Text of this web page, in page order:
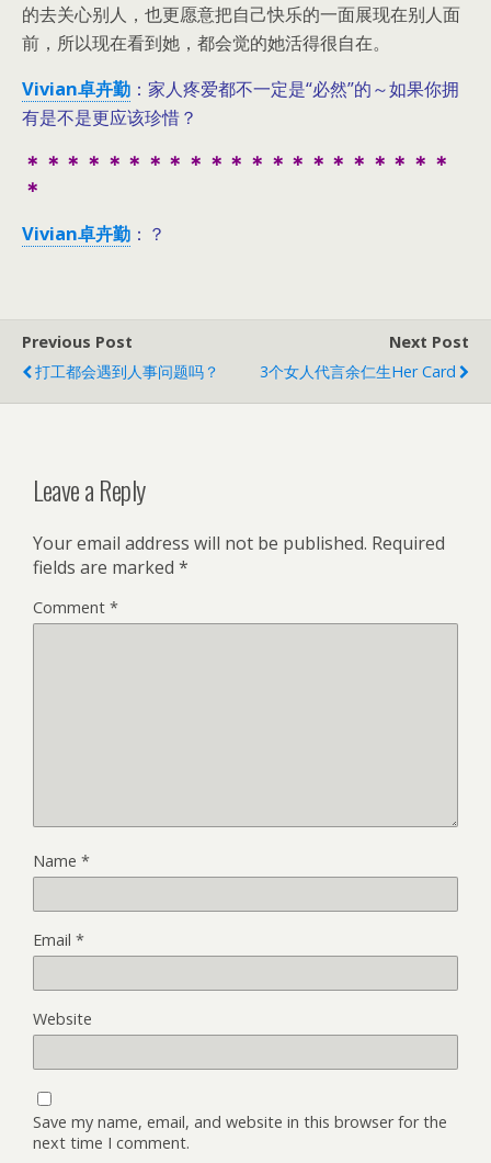
的去关心别人，也更愿意把自己快乐的一面展现在别人面
前，所以现在看到她，都会觉的她活得很自在。
Vivian卓卉勤 ：家人疼爱都不一定是“必然”的～如果你拥
有是不是更应该珍惜？
＊＊＊＊＊＊＊＊＊＊＊＊＊＊＊＊＊＊＊＊＊
＊
Vivian卓卉勤 ：？
Previous Post
打工都会遇到人事问题吗？
Next Post
3个女人代言余仁生Her Card
Leave a Reply
Your email address will not be published. Required
fields are marked *
Comment *
Name *
Email *
Website
Save my name, email, and website in this browser for the
next time I comment.